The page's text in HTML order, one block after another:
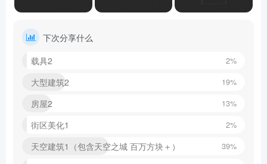
下次分享什么
2%
载具2
19%
大型建筑2
13%
房屋2
2%
街区美化1
39%
天空建筑1（包含天空之城 百万方块＋）